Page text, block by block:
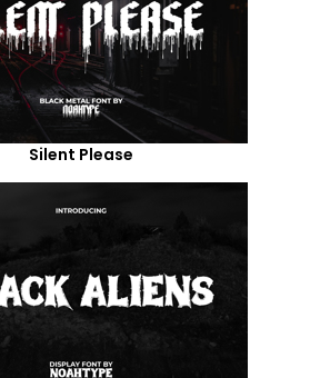
Silent Please